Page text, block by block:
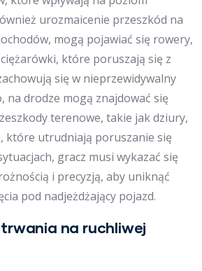
urozmaicenie przeszkód na
mogą pojawiać się rowery,
które poruszają się z
się w nieprzewidywalny
na drodze mogą znajdować się
terenowe, takie jak dziury,
które utrudniają poruszanie się
gracz musi wykazać się
i precyzją, aby uniknąć
pod nadjeżdżający pojazd.
na ruchliwej